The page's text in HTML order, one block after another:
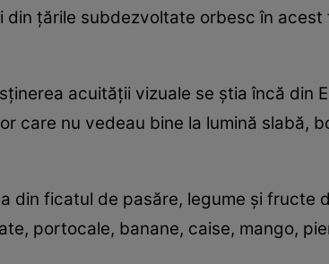
din ţările subdezvoltate orbesc în acest
acuităţii vizuale se ştia încă din
care nu vedeau bine la lumină slabă,
din ficatul de pasăre, legume şi fructe
portocale, banane, caise, mango,